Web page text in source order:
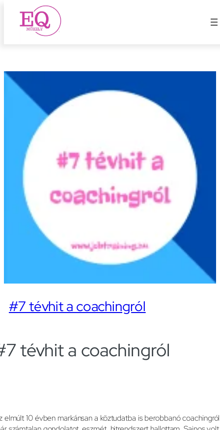
Ugrástévhitek
#7 tévhit a coachingról
tévhit a coachingról
elmúlt 10 évben markánsan a köztudatba is berobbanó coachingról